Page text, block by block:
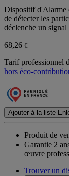
Dispositif d'Alarme
de détecter les
déclenche un
68,26 €
Tarif professionnel
hors éco-
Ajouter à la liste
Produit de
Garantie 2
œuvre
Trouver un